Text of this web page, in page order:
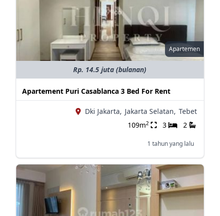
Apartemen
Rp. 14.5 juta (bulanan)
Apartement Puri Casablanca 3 Bed For Rent
Dki Jakarta, Jakarta Selatan, Tebet
109m2 3 2
1 tahun yang lalu